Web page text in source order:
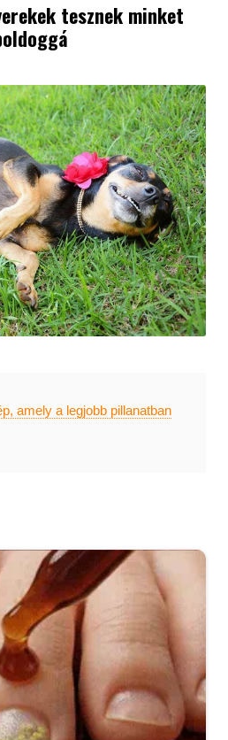
tesznek minket
amely a legjobb pillanatban